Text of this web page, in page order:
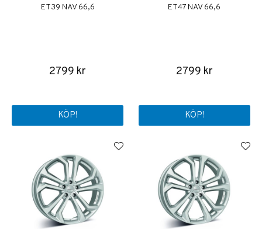
ET39 NAV 66,6
2799 kr
KÖP!
ET47 NAV 66,6
2799 kr
KÖP!